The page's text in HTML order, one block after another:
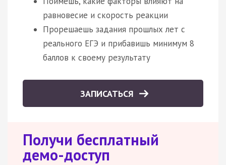
равновесие и скорость реакции
Прорешаешь задания прошлых лет с
реального ЕГЭ и прибавишь минимум 8
баллов к своему результату
ЗАПИСАТЬСЯ
Получи бесплатный
демо-доступ